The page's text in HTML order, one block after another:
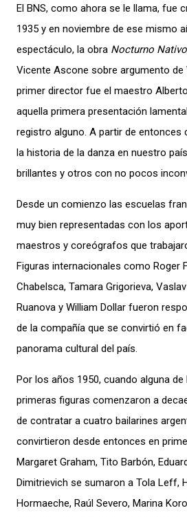
El BNS, como ahora se le llama, fue
1935 y en noviembre de ese mismo
espectáculo, la obra Nocturno Nativo
Vicente Ascone sobre argumento de
primer director fue el maestro
aquella primera presentación
registro alguno. A partir de entonces
la historia de la danza en nuestro
brillantes y otros con no pocos
Desde un comienzo las escuelas
muy bien representadas con los
maestros y coreógrafos que
Figuras internacionales como Roger
Chabelsca, Tamara Grigorieva,
Ruanova y William Dollar fueron
de la compañía que se convirtió en
panorama cultural del país.
Por los años 1950, cuando alguna
primeras figuras comenzaron a
de contratar a cuatro bailarines
convirtieron desde entonces en
Margaret Graham, Tito Barbón,
Dimitrievich se sumaron a Tola Leff,
Hormaeche, Raúl Severo, Marina